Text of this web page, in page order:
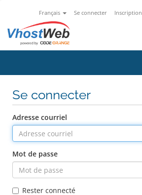
Français Se connecter Inscription
Se connecter
Adresse courriel
Mot de passe
Rester connecté